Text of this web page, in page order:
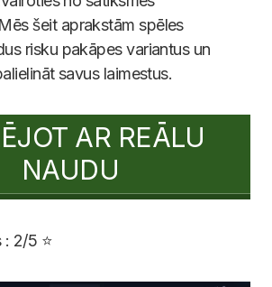
šeit aprakstām spēles
risku pakāpes variantus un
savus laimestus.
AR REĀLU
NAUDU
2/5 ⭐